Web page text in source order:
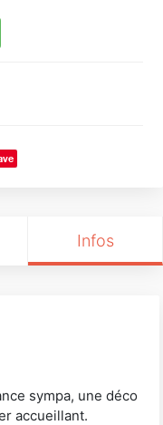
Infos
sympa, une déco
accueillant.